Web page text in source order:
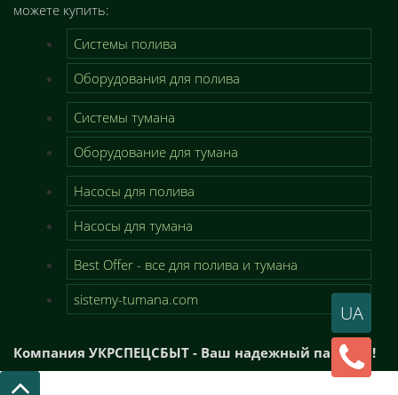
UA
можете купить:
Системы полива
Оборудования для полива
Системы тумана
Оборудование для тумана
Насосы для полива
Насосы для тумана
Best Offer - все для полива и тумана
sistemy-tumana.com
Компания УКРСПЕЦСБЫТ - Ваш надежный партнер!